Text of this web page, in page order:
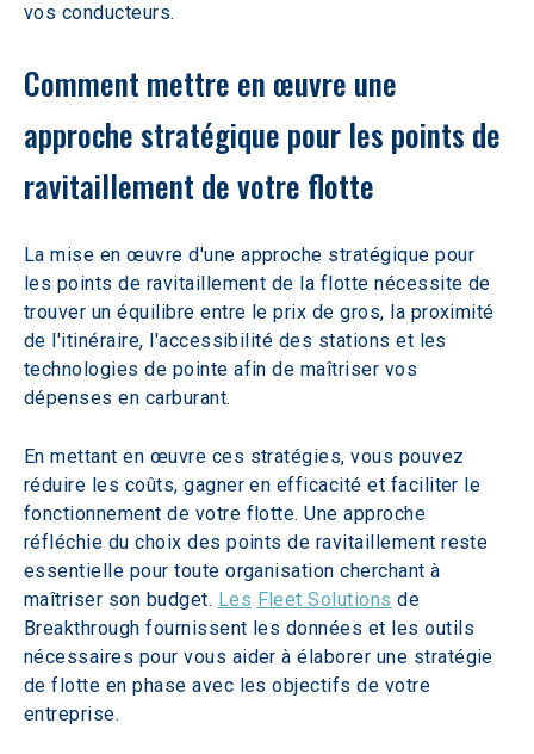
vos conducteurs.
Comment mettre en œuvre une
approche stratégique pour les points de
ravitaillement de votre flotte
La mise en œuvre d'une approche stratégique pour
les points de ravitaillement de la flotte nécessite de
trouver un équilibre entre le prix de gros, la proximité
de l'itinéraire, l'accessibilité des stations et les
technologies de pointe afin de maîtriser vos
dépenses en carburant.
En mettant en œuvre ces stratégies, vous pouvez
réduire les coûts, gagner en efficacité et faciliter le
fonctionnement de votre flotte. Une approche
réfléchie du choix des points de ravitaillement reste
essentielle pour toute organisation cherchant à
maîtriser son budget. Les Fleet Solutions de
Breakthrough fournissent les données et les outils
nécessaires pour vous aider à élaborer une stratégie
de flotte en phase avec les objectifs de votre
entreprise.